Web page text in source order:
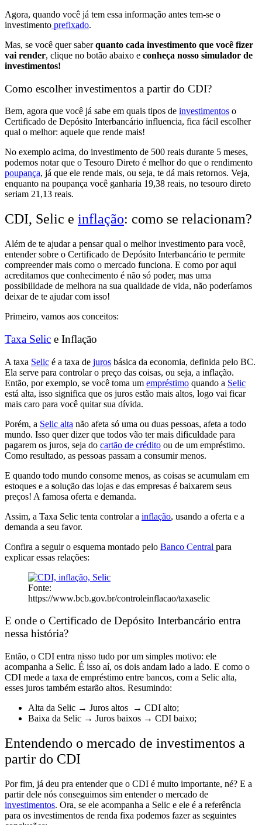
Agora, quando você já tem essa informação antes tem-se o
investimento prefixado.
Mas, se você quer saberquanto cada investimento que você fizer
vai render, clique no botão abaixo e conheça nosso simulador de
investimentos!
Como escolher investimentos a partir do CDI?
Bem, agora que você já sabe em quais tipos de investimentos o
Certificado de Depósito Interbancário influencia, fica fácil escolher
qual o melhor: aquele que rende mais!
No exemplo acima, do investimento de 500 reais durante 5 meses,
podemos notar que o Tesouro Direto é melhor do que o rendimento
poupança, já que ele rende mais, ou seja, te dá mais retornos. Veja,
enquanto na poupança você ganharia 19,38 reais, no tesouro direto
seriam 21,13 reais.
CDI, Selic e inflação: como se relacionam?
Além de te ajudar a pensar qual o melhor investimento para você,
entender sobre o Certificado de Depósito Interbancário te permite
compreender mais como o mercado funciona. E como por aqui
acreditamos que conhecimento é não só poder, mas uma
possibilidade de melhora na sua qualidade de vida, não poderíamos
deixar de te ajudar com isso!
Primeiro, vamos aos conceitos:
Taxa Selic e Inflação
A taxa Selic é a taxa de juros básica da economia, definida pelo BC.
Ela serve para controlar o preço das coisas, ou seja, a inflação.
Então, por exemplo, se você toma um empréstimo quando a Selic
está alta, isso significa que os juros estão mais altos, logo vai ficar
mais caro para você quitar sua dívida.
Porém, a Selic alta não afeta só uma ou duas pessoas, afeta a todo
mundo. Isso quer dizer que todos vão ter mais dificuldade para
pagarem os juros, seja do cartão de crédito ou de um empréstimo.
Como resultado, as pessoas passam a consumir menos.
E quando todo mundo consome menos, as coisas se acumulam em
estoques e a solução das lojas e das empresas é baixarem seus
preços! A famosa oferta e demanda.
Assim, a Taxa Selic tenta controlar a inflação, usando a oferta e a
demanda a seu favor.
Confira a seguir o esquema montado pelo Banco Central para
explicar essas relações:
Fonte:
https://www.bcb.gov.br/controleinflacao/taxaselic
E onde o Certificado de Depósito Interbancário entra
nessa história?
Então, o CDI entra nisso tudo por um simples motivo: ele
acompanha a Selic. É isso aí, os dois andam lado a lado. E como o
CDI mede a taxa de empréstimo entre bancos, com a Selic alta,
esses juros também estarão altos. Resumindo:
Alta da Selic → Juros altos → CDI alto;
Baixa da Selic → Juros baixos → CDI baixo;
Entendendo o mercado de investimentos a
partir do CDI
Por fim, já deu pra entender que o CDI é muito importante, né? E a
partir dele nós conseguimos sim entender o mercado de
investimentos. Ora, se ele acompanha a Selic e ele é a referência
para os investimentos de renda fixa podemos fazer as seguintes